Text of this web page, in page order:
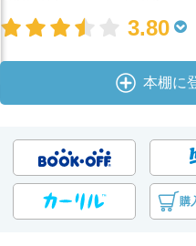
3.80
本棚に
購